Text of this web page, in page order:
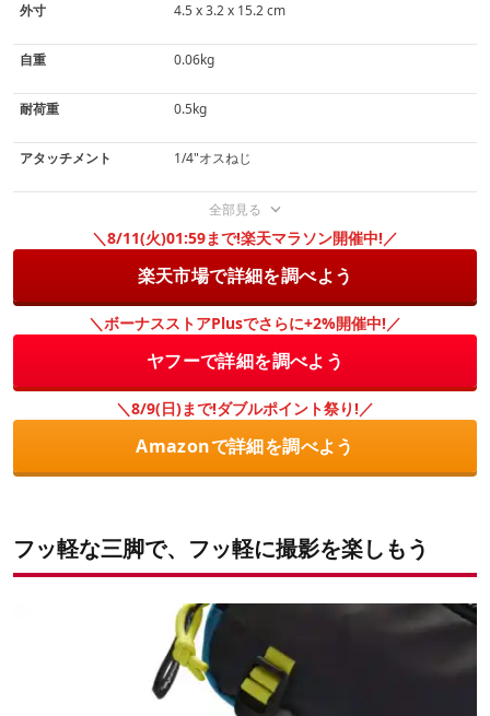
外寸
4.5 x 3.2 x 15.2 cm
自重 0.06kg
耐荷重 0.5kg
アタッチメント 1/4"オスねじ
全部見る
＼8/11(火)01:59まで!楽天マラソン開催中!／
楽天市場で詳細を調べよう
＼ボーナスストアPlusでさらに+2%開催中!／
ヤフーで詳細を調べよう
＼8/9(日)まで!ダブルポイント祭り!／
Amazonで詳細を調べよう
フッ軽な三脚で、フッ軽に撮影を楽しもう